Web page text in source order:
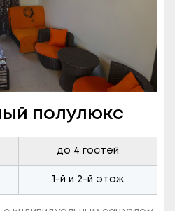
полулюкс
до 4 гостей
1-й и 2-й этаж